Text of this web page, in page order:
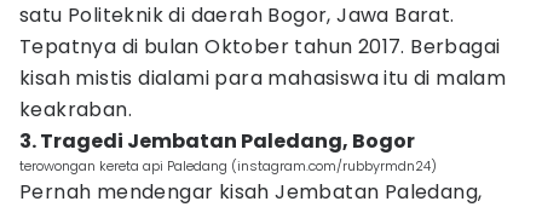
satu Politeknik di daerah Bogor, Jawa Barat.
Tepatnya di bulan Oktober tahun 2017. Berbagai
kisah mistis dialami para mahasiswa itu di malam
keakraban.
3. Tragedi Jembatan Paledang, Bogor
terowongan kereta api Paledang (instagram.com/rubbyrmdn24)
Pernah mendengar kisah Jembatan Paledang,